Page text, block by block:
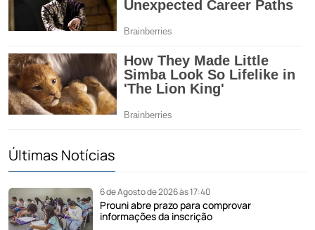
Últimas Notícias
6 de Agosto de 2026 às 17:40
Prouni abre prazo para comprovar
informações da inscrição